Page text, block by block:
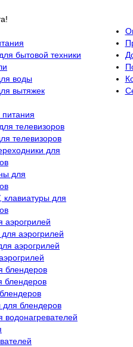
бытовой техники
воды
вытяжек
телевизоров
телевизоров
для
для
клавиатуры для
аэрогрилей
для аэрогрилей
аэрогрилей
блендеров
блендеров
для блендеров
водонагревателей